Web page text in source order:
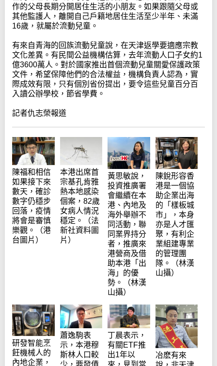
作的父母長期分開居住生活的小朋友。如果跟隨父母或
其他監護人，離開自己戶籍地居住生活至少半年、未滿
16歲，就屬於流動兒童。
有來自青海的回族流動兒童說，在天津返學要適應宗教
文化差異。有民間公益機構估算，去年流動人口子女約1
億3600萬人。對於國家推出首個流動兒童關愛保護政策
文件，希望保障他們的合法權益，機構負責人認為，實
際成效有限，只有個別省份提出，要令這些兒童百分百
入讀公辦學校，節省學費。
記者仇志榮報道
陳福和相信
如果接下來
數天，確診
數字仍穩步
回落，疫情
將會是審慎
樂觀。（港
台圖片）
本港出席首
宗基孔肯雅
熱本地感染
個案，82歲
女病人情況
穩定。（法
新社資料圖
片）
黃思敏說，
投資推廣署
會繼續在本
港、內地及
海外舉辦不
同活動，聯
同業界持分
者，推廣來
港營商及借
助本港「出
海」的優
勢。（林漢
山攝）
陳銳形容香
港是一個協
助企業出海
的「樣板城
市」，本身
亦是人才匯
聚，有利企
業組建專業
的管理團
隊。（林漢
山攝）
研發智能烹
飪機械人的
內地企業，
蕭逸駒表
示，本港穆
斯林人口較
少，要發債
丁晨表示，
有關ETF推
出1年以
來，見到當
冶麽有來